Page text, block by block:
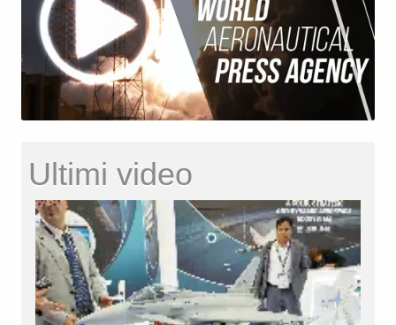
Ultimi video